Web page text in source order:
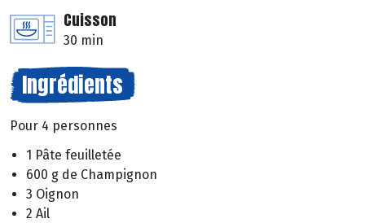
Cuisson
30 min
Ingrédients
Pour 4 personnes
1 Pâte feuilletée
600 g de Champignon
3 Oignon
2 Ail